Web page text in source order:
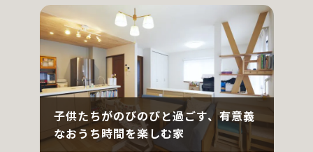
子供たちがのびのびと過ごす、有意義
なおうち時間を楽しむ家